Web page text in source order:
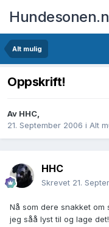
Alt mulig
Oppskrift!
Av HHC,
21. September 2006 i Alt
HHC
Skrevet 21.
Nå som dere snakket
jeg såå lyst til og lage det!